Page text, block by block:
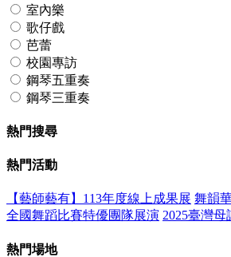
室內樂
歌仔戲
芭蕾
校園專訪
鋼琴五重奏
鋼琴三重奏
熱門搜尋
熱門活動
【藝師藝有】113年度線上成果展 舞韻
全國舞蹈比賽特優團隊展演 2025臺灣
熱門場地